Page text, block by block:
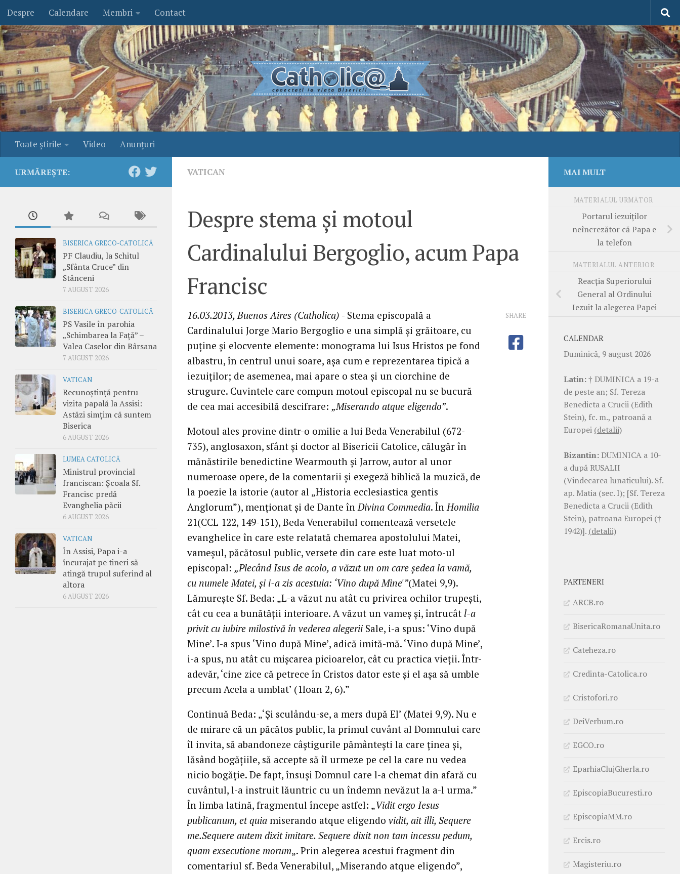
Skip to content
Despre Calendare Membri Contact
Toate ştirile Video Anunţuri
VATICAN
Despre stema şi motoul
Cardinalului Bergoglio, acum Papa
Francisc
16.03.2013, Buenos Aires (Catholica) - Stema episcopală a
Cardinalului Jorge Mario Bergoglio e una simplă şi grăitoare, cu
puţine şi elocvente elemente: monograma lui Isus Hristos pe fond
albastru, în centrul unui soare, aşa cum e reprezentarea tipică a
iezuiţilor; de asemenea, mai apare o stea şi un ciorchine de
strugure. Cuvintele care compun motoul episcopal nu se bucură
de cea mai accesibilă descifrare: „Miserando atque eligendo”.
Motoul ales provine dintr-o omilie a lui Beda Venerabilul (672-
735), anglosaxon, sfânt şi doctor al Bisericii Catolice, călugăr în
mănăstirile benedictine Wearmouth şi Jarrow, autor al unor
numeroase opere, de la comentarii şi exegeză biblică la muzică, de
la poezie la istorie (autor al „Historia ecclesiastica gentis
Anglorum”), menţionat şi de Dante înDivina Commedia. ÎnHomilia
21(CCL 122, 149-151), Beda Venerabilul comentează versetele
evanghelice în care este relatată chemarea apostolului Matei,
vameşul, păcătosul public, versete din care este luat moto-ul
episcopal: „Plecând Isus de acolo, a văzut un om care şedea la vamă,
cu numele Matei, şi i-a zis acestuia: ‘Vino după Mine'”(Matei 9,9).
Lămureşte Sf. Beda: „L-a văzut nu atât cu privirea ochilor trupeşti,
cât cu cea a bunătăţii interioare. A văzut un vameş şi, întrucât l-a
privit cu iubire milostivă în vederea alegerii Sale, i-a spus: ‘Vino după
Mine’. I-a spus ‘Vino după Mine’, adică imită-mă. ‘Vino după Mine’,
i-a spus, nu atât cu mişcarea picioarelor, cât cu practica vieţii. Într-
adevăr, ‘cine zice că petrece în Cristos dator este şi el aşa să umble
precum Acela a umblat’ (1Ioan 2, 6).”
Continuă Beda: „‘Şi sculându-se, a mers după El’ (Matei 9,9). Nu e
de mirare că un păcătos public, la primul cuvânt al Domnului care
îl invita, să abandoneze câştigurile pământeşti la care ţinea şi,
lăsând bogăţiile, să accepte să îl urmeze pe cel la care nu vedea
nicio bogăţie. De fapt, însuşi Domnul care l-a chemat din afară cu
cuvântul, l-a instruit lăuntric cu un îndemn nevăzut la a-l urma.”
În limba latină, fragmentul începe astfel: „Vidit ergo Iesus
publicanum, et quia miserando atque eligendo vidit, ait illi, Sequere
me.Sequere autem dixit imitare. Sequere dixit non tam incessu pedum,
quam exsecutione morum„. Prin alegerea acestui fragment din
comentariul sf. Beda Venerabilul, „Miserando atque eligendo”,
SHARE
URMĂREȘTE:
BISERICA GRECO-CATOLICĂ
PF Claudiu, la Schitul
„Sfânta Cruce” din
Stânceni
7 AUGUST 2026
BISERICA GRECO-CATOLICĂ
PS Vasile în parohia
„Schimbarea la Față” –
Valea Caselor din Bârsana
7 AUGUST 2026
VATICAN
Recunoștință pentru
vizita papală la Assisi:
Astăzi simțim că suntem
Biserica
6 AUGUST 2026
LUMEA CATOLICĂ
Ministrul provincial
franciscan: Școala Sf.
Francisc predă
Evanghelia păcii
6 AUGUST 2026
VATICAN
În Assisi, Papa i-a
încurajat pe tineri să
atingă trupul suferind al
altora
6 AUGUST 2026
MAI MULT
MATERIALUL URMĂTOR
Portarul iezuiţilor
neîncrezător că Papa e
la telefon
MATERIALUL ANTERIOR
Reacţia Superiorului
General al Ordinului
Iezuit la alegerea Papei
CALENDAR
Duminică, 9 august 2026
Latin:† DUMINICA a 19-a
de peste an; Sf. Tereza
Benedicta a Crucii (Edith
Stein), fc. m., patroană a
Europei (detalii)
Bizantin: DUMINICA a 10-
a după RUSALII
(Vindecarea lunaticului). Sf.
ap. Matia (sec. I); [Sf. Tereza
Benedicta a Crucii (Edith
Stein), patroana Europei (†
1942)]. (detalii)
PARTENERI
ARCB.ro
BisericaRomanaUnita.ro
Cateheza.ro
Credinta-Catolica.ro
Cristofori.ro
DeiVerbum.ro
EGCO.ro
EparhiaClujGherla.ro
EpiscopiaBucuresti.ro
EpiscopiaMM.ro
Ercis.ro
Magisteriu.ro